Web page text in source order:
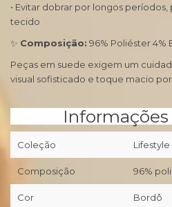
• Evitar dobrar por longos
tecido
✨ Composição: 96% Poliéster 4%
Peças em suede exigem um
visual sofisticado e toque macio
Coleção Lifestyle
Composição 96%
Cor Bordô